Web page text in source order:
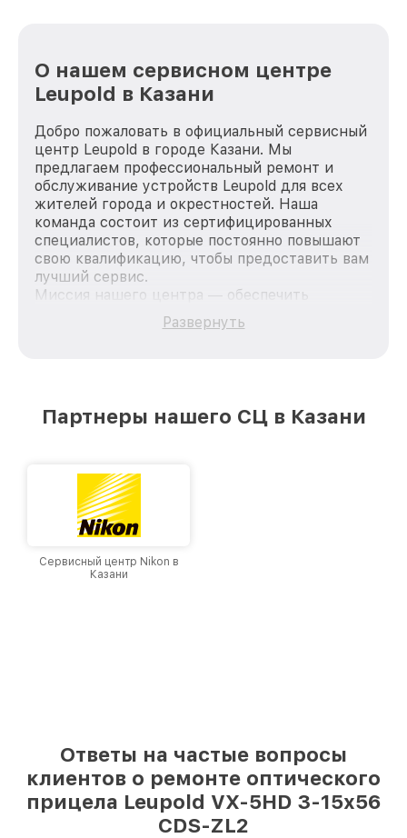
О нашем сервисном центре
Leupold в Казани
Добро пожаловать в официальный сервисный
центр Leupold в городе Казани. Мы
предлагаем профессиональный ремонт и
обслуживание устройств Leupold для всех
жителей города и окрестностей. Наша
команда состоит из сертифицированных
специалистов, которые постоянно повышают
свою квалификацию, чтобы предоставить вам
лучший сервис.
Миссия нашего центра — обеспечить
качественный и доступный ремонт для
каждого пользователя продукции Leupold, вне
лучшим сервисным центром Leupold в городе
Развернуть
Партнеры нашего СЦ в Казани
Сервисный центр Nikon в
Казани
Ответы на частые вопросы
клиентов о ремонте оптического
прицела Leupold VX-5HD 3-15x56
CDS-ZL2